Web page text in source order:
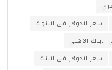
سعر الدولار فى البنوك
البنك الاهلى
سعر الدولار فى البنك